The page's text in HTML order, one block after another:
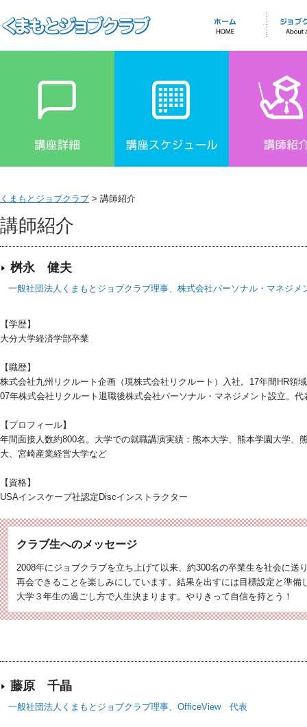
くまもとジョブクラブ > 講師紹介
講師紹介
桝永 健夫
一般社団法人くまもとジョブクラブ理事、株式会社パーソナル・マネジメ
【学歴】
大分大学経済学部卒業
【職歴】
株式会社九州リクルート企画（現株式会社リクルート）入社。17年間HR領
07年株式会社リクルート退職後株式会社パーソナル・マネジメント設立。代
【プロフィール】
年間面接人数約800名。大学での就職講演実績：熊本大学、熊本学園大学、
大、宮崎産業経営大学など
【資格】
USAインスケープ社認定Discインストラクター
クラブ生へのメッセージ
2008年にジョブクラブを立ち上げて以来、約300名の卒業生を社会に
再会できることを楽しみにしています。結果を出すには目標設定と準
大学３年生の過ごし方で人生決まります。やりきって自信を持とう！
藤原 千晶
一般社団法人くまもとジョブクラブ理事、OfficeView 代表